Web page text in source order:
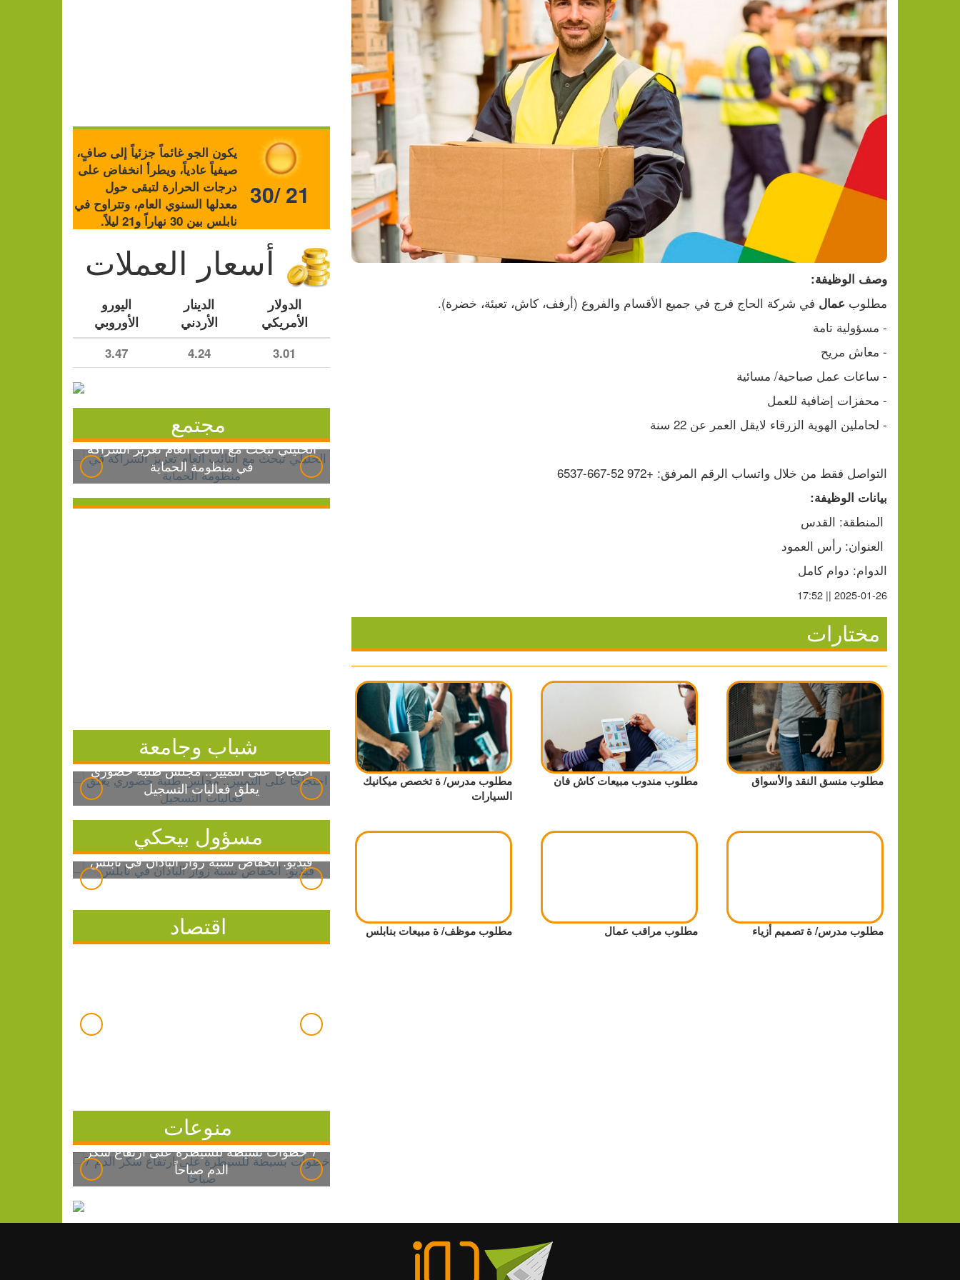
تقرير: النظام الصحي الفلسطيني في الضفة يقترب من الانهيار
وصف الوظيفة:
مطلوب عمال في شركة الحاج فرج في جميع الأقسام والفروع (أرفف، كاش، تعبئة، خضرة).
- مسؤولية تامة
- معاش مريح
- ساعات عمل صباحية/ مسائية
- محفزات إضافية للعمل
- لحاملين الهوية الزرقاء لايقل العمر عن 22 سنة
التواصل فقط من خلال واتساب الرقم المرفق: +972 52-667-6537⁩
بيانات الوظيفة:
الدوام: دوام كامل
2025-01-26 || 17:52
مختارات
مطلوب منسق النقد والأسواق مطلوب مندوب مبيعات كاش فان
مطلوب مدرس/ ة تخصص ميكانيك
السيارات
مطلوب مدرس/ ة تصميم أزياء مطلوب مراقب عمال مطلوب موظف/ ة مبيعات بنابلس
يكون الجو غائماً جزئياً إلى صافٍ،
صيفياً عادياً، ويطرأ انخفاض على
درجات الحرارة لتبقى حول
معدلها السنوي العام، وتتراوح في
نابلس بين 30 نهاراً و21 ليلاً.
30/ 21
أسعار العملات
الدولار
الأمريكي
الدينار
الأردني
اليورو
الأوروبي
3.01
4.24
3.47
مجتمع
الخليلي تبحث مع النائب العام تعزيز الشراكة
في منظومة الحماية
شباب وجامعة
احتجاجاً على التمييز.. مجلس طلبة خضوري
يعلق فعاليات التسجيل
مسؤول بيحكي
فيديو: انخفاض نسبة زوار الباذان في نابلس
اقتصاد
منوعات
7 خطوات بسيطة للسيطرة على ارتفاع سكر
الدم صباحاً